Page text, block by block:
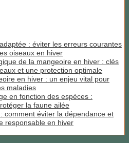
: éviter les erreurs courantes
oiseaux en hiver
de la mangeoire en hiver : clés
et une protection optimale
en hiver : un enjeu vital pour
maladies
en fonction des espèces :
la faune ailée
comment éviter la dépendance et
responsable en hiver